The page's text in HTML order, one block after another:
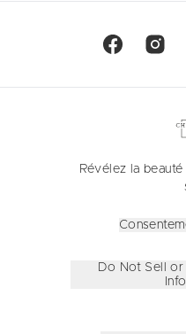
Révélez la
Do Not Sell or